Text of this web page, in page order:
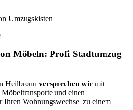
Umzugskisten
Möbeln: Profi-Stadtumzug
Heilbronn versprechen wir mit
und einen
Ihren Wohnungswechsel zu einem